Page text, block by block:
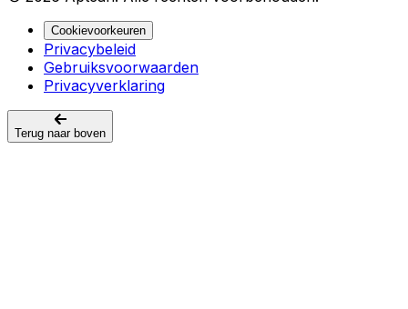
Cookievoorkeuren
Privacybeleid
Gebruiksvoorwaarden
Privacyverklaring
Terug naar boven